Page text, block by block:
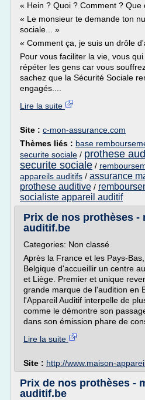
« Hein ? Quoi ? Comment ? Que
« Le monsieur te demande ton
sociale... »
« Comment ça, je suis un drôle
Pour vous faciliter la vie, vous
répéter les gens car vous
sachez que la Sécurité Sociale
engagés....
Lire la suite
Site : c-mon-assurance.com
Thèmes liés : base
securite sociale / prothese
securite sociale /
appareils auditifs / assurance
prothese auditive /
socialiste appareil auditif
Prix de nos prothèses -
auditif.be
Categories: Non classé
Après la France et les Pays-
Belgique d'accueillir un centre
et Liège. Premier et unique
grande marque de l'audition en
l'Appareil Auditif interpelle de
comme le démontre son
dans son émission phare de
Lire la suite
Site : http://www.maison-
Prix de nos prothèses -
auditif.be